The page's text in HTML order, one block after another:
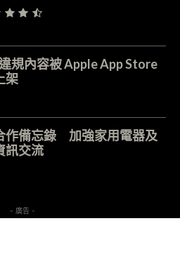
規內容被 Apple App Store
架
作備忘錄 加強家用電器及
訊交流
- 廣告 -